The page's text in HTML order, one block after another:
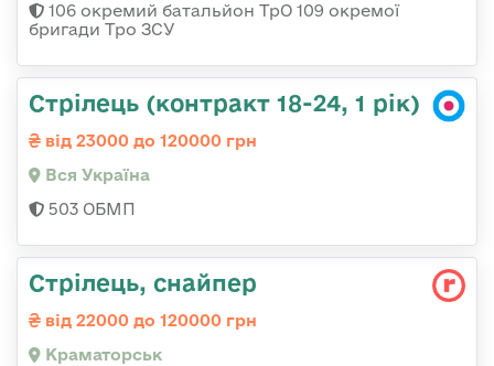
106 окремий батальйон ТрО 109 окремої
бригади Тро ЗСУ
Стрілець (контракт 18-24, 1 рік)
від 23000 до 120000 грн
Вся Україна
503 ОБМП
Стрілець, снайпер
від 22000 до 120000 грн
Краматорськ